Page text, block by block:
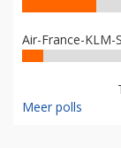
Air-France-KLM-
Meer polls